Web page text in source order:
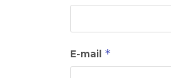
E-mail *